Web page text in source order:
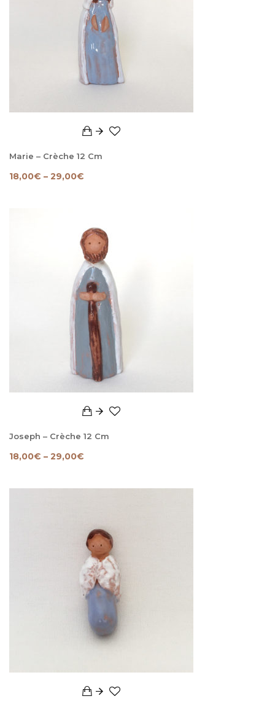
Marie – Crèche 12 Cm
18,00€ – 29,00€
Joseph – Crèche 12 Cm
18,00€ – 29,00€